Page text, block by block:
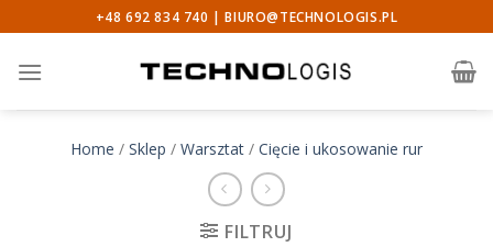
to
content
+48 692 834 740 |BIURO@TECHNOLOGIS.PL
Home / Sklep / Warsztat / Cięcie i ukosowanie rur
FILTRUJ